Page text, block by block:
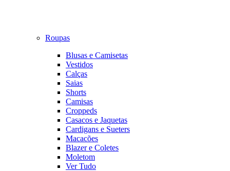
Roupas
Blusas e Camisetas
Vestidos
Calças
Saias
Shorts
Camisas
Croppeds
Casacos e Jaquetas
Cardigans e Sueters
Macacões
Blazer e Coletes
Moletom
Ver Tudo